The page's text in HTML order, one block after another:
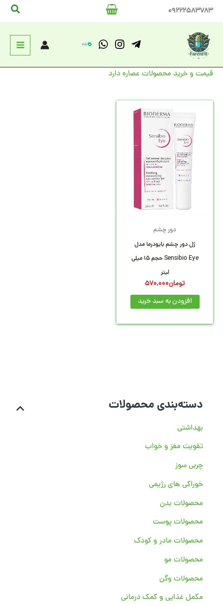
پرش
به
محتوا
09222583783
دسته‌بندی محصولات
بهداشتی
تقویت مغز و خواب
چربی سوز
خوراکی های رژیمی
محصولات بدن
محصولات پوست
محصولات مادر و کودک
محصولات مو
محصولات وگن
مکمل غذایی و کمک درمانی
قیمت و خرید محصولات عصاره دارد
دور چشم
ژل دور چشم بایودرما مدل
Sensibio Eye حجم 15 میلی
لیتر
تومان570,000
افزودن به سبد خرید